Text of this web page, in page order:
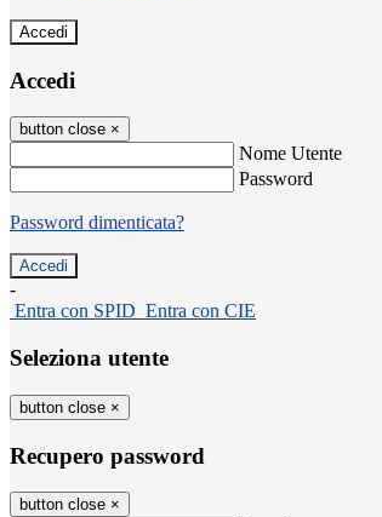
Accedi
Accedi
button close ×
Nome Utente
Password
Password dimenticata?
-
Entra con SPID Entra con CIE
Seleziona utente
button close ×
Recupero password
button close ×